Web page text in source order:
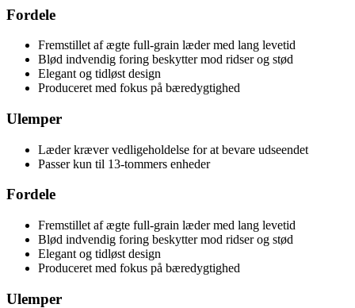
Fordele
Fremstillet af ægte full-grain læder med lang levetid
Blød indvendig foring beskytter mod ridser og stød
Elegant og tidløst design
Produceret med fokus på bæredygtighed
Ulemper
Læder kræver vedligeholdelse for at bevare udseendet
Passer kun til 13-tommers enheder
Fordele
Fremstillet af ægte full-grain læder med lang levetid
Blød indvendig foring beskytter mod ridser og stød
Elegant og tidløst design
Produceret med fokus på bæredygtighed
Ulemper